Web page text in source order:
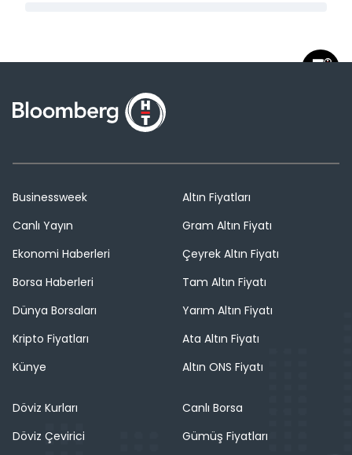
Businessweek
Canlı Yayın
Ekonomi Haberleri
Borsa Haberleri
Dünya Borsaları
Kripto Fiyatları
Künye
Altın Fiyatları
Gram Altın Fiyatı
Çeyrek Altın Fiyatı
Tam Altın Fiyatı
Yarım Altın Fiyatı
Ata Altın Fiyatı
Altın ONS Fiyatı
Döviz Kurları
Döviz Çevirici
Canlı Borsa
Gümüş Fiyatları